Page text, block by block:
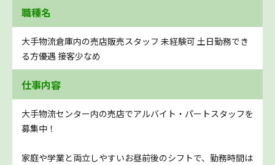
職種名
大手物流倉庫内の売店販売スタッフ 未経験可 土日勤務でき
る方優遇 接客少なめ
仕事内容
大手物流センター内の売店でアルバイト・パートスタッフを
募集中！
家庭や学業と両立しやすいお昼前後のシフトで、勤務時間は